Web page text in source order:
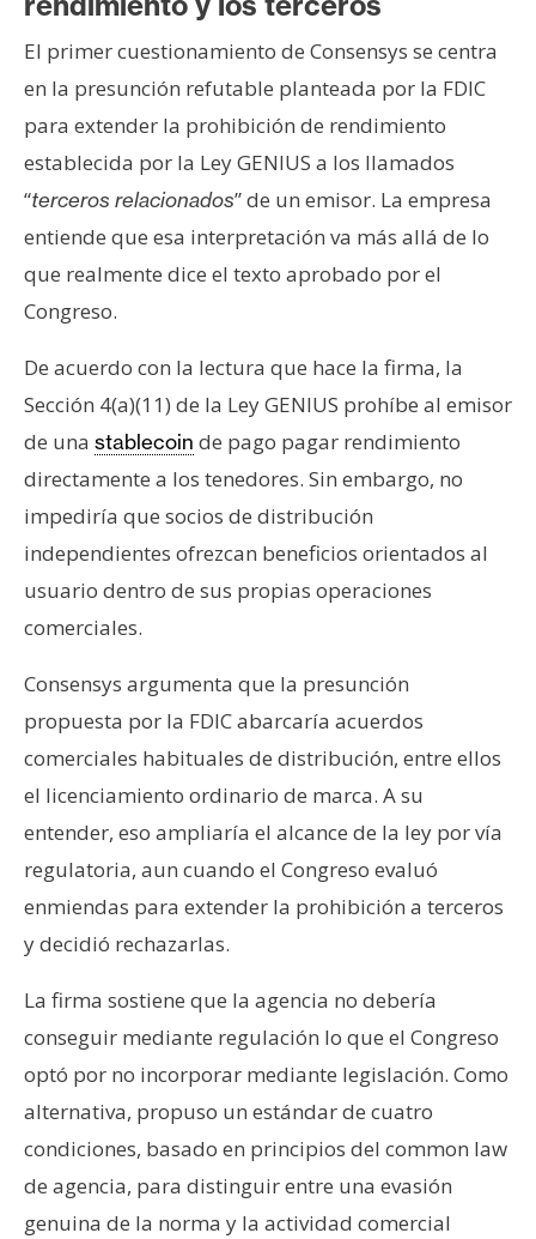
El primer cuestionamiento de Consensys se centra
en la presunción refutable planteada por la FDIC
para extender la prohibición de rendimiento
establecida por la Ley GENIUS a los llamados
“terceros relacionados” de un emisor. La empresa
entiende que esa interpretación va más allá de lo
que realmente dice el texto aprobado por el
Congreso.
De acuerdo con la lectura que hace la firma, la
Sección 4(a)(11) de la Ley GENIUS prohíbe al emisor
de una stablecoin de pago pagar rendimiento
directamente a los tenedores. Sin embargo, no
impediría que socios de distribución
independientes ofrezcan beneficios orientados al
usuario dentro de sus propias operaciones
comerciales.
Consensys argumenta que la presunción
propuesta por la FDIC abarcaría acuerdos
comerciales habituales de distribución, entre ellos
el licenciamiento ordinario de marca. A su
entender, eso ampliaría el alcance de la ley por vía
regulatoria, aun cuando el Congreso evaluó
enmiendas para extender la prohibición a terceros
y decidió rechazarlas.
La firma sostiene que la agencia no debería
conseguir mediante regulación lo que el Congreso
optó por no incorporar mediante legislación. Como
alternativa, propuso un estándar de cuatro
condiciones, basado en principios del common law
de agencia, para distinguir entre una evasión
genuina de la norma y la actividad comercial